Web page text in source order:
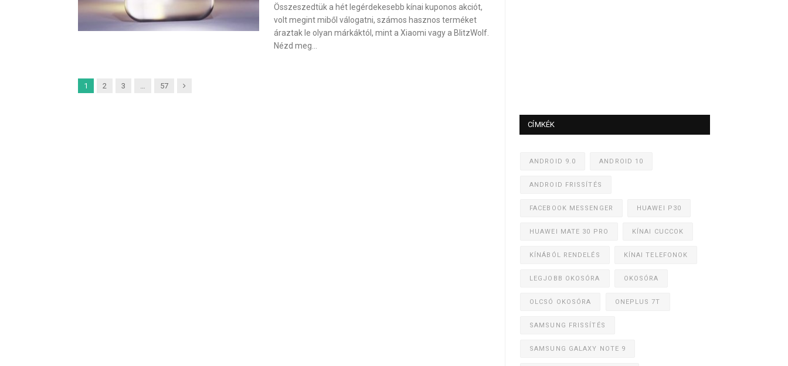
Összeszedtük a hét legérdekesebb kínai kuponos akciót,
volt megint miből válogatni, számos hasznos terméket
áraztak le olyan márkáktól, mint a Xiaomi vagy a BlitzWolf.
Nézd meg…
1 2 3 57 Next
CÍMKÉK
ANDROID 9.0 ANDROID 10
ANDROID FRISSÍTÉS
FACEBOOK MESSENGER HUAWEI P30
HUAWEI MATE 30 PRO KÍNAI CUCCOK
KÍNÁBÓL RENDELÉS KÍNAI TELEFONOK
LEGJOBB OKOSÓRA OKOSÓRA
OLCSÓ OKOSÓRA ONEPLUS 7T
SAMSUNG FRISSÍTÉS
SAMSUNG GALAXY NOTE 9